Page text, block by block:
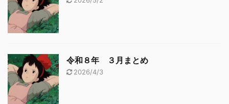
令和８年 ３月まとめ
2026/4/3